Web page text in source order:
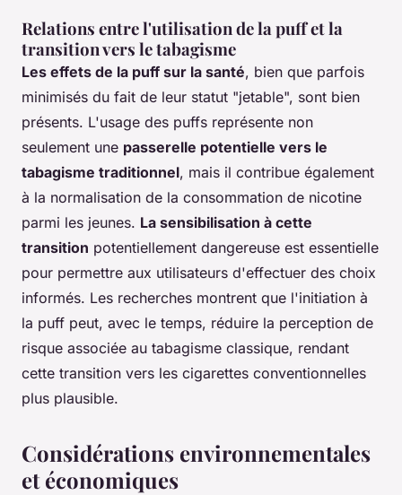
Relations entre l'utilisation de la puff et la
transition vers le tabagisme
Les effets de la puff sur la santé, bien que parfois
minimisés du fait de leur statut "jetable", sont bien
présents. L'usage des puffs représente non
seulement une passerelle potentielle vers le
tabagisme traditionnel, mais il contribue également
à la normalisation de la consommation de nicotine
parmi les jeunes. La sensibilisation à cette
transition potentiellement dangereuse est essentielle
pour permettre aux utilisateurs d'effectuer des choix
informés. Les recherches montrent que l'initiation à
la puff peut, avec le temps, réduire la perception de
risque associée au tabagisme classique, rendant
cette transition vers les cigarettes conventionnelles
plus plausible.
Considérations environnementales
et économiques